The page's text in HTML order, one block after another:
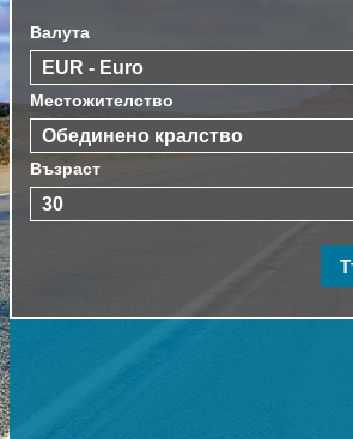
Валута
Местожителство
Възраст